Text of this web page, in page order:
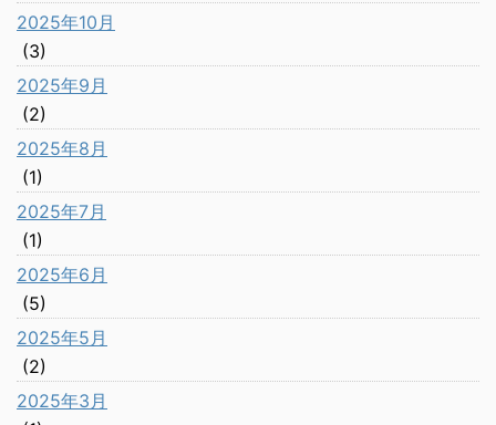
2025年10月
(3)
2025年9月
(2)
2025年8月
(1)
2025年7月
(1)
2025年6月
(5)
2025年5月
(2)
2025年3月